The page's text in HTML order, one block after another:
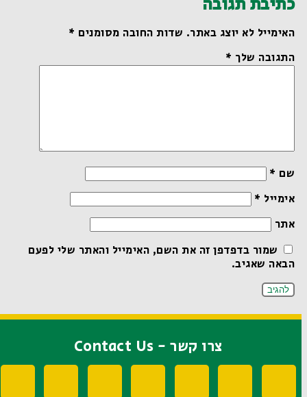
האימייל לא יוצג באתר.שדות החובה מסומנים*
התגובה שלך*
שם*
אימייל*
אתר
שמור בדפדפן זה את השם, האימייל והאתר שלי לפעם
הבאה שאגיב.
צרו קשר - Contact Us